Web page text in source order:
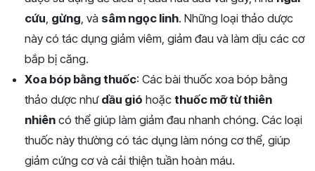
cứu, gừng, và sâm ngọc linh. Những loại thảo dược
này có tác dụng giảm viêm, giảm đau và làm dịu các cơ
bắp bị căng.
Xoa bóp bằng thuốc: Các bài thuốc xoa bóp bằng
thảo dược như dầu gió hoặc thuốc mỡ từ thiên
nhiên có thể giúp làm giảm đau nhanh chóng. Các loại
thuốc này thường có tác dụng làm nóng cơ thể, giúp
giảm cứng cơ và cải thiện tuần hoàn máu.